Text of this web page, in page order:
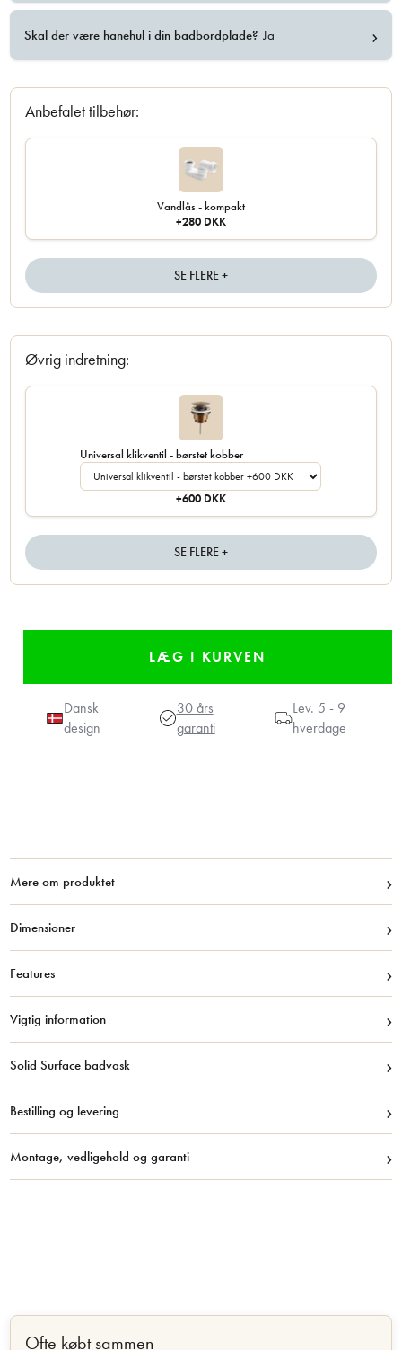
Skal der være hanehul i din badbordplade? Ja ›
Anbefalet tilbehør:
Vandlås - kompakt
+280 DKK
SE FLERE +
Øvrig indretning:
Universal klikventil - børstet kobber
+600 DKK
SE FLERE +
Dansk
design
30 års
garanti
Lev. 5 - 9
hverdage
Mere om produktet ›
Dimensioner ›
Features ›
Vigtig information ›
Solid Surface badvask ›
Bestilling og levering ›
Montage, vedligehold og garanti ›
Ofte købt sammen